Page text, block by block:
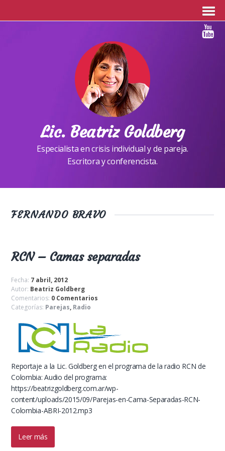
Lic. Beatriz Goldberg
Especialista en crisis individual y de pareja.
Escritora y conferencista.
FERNANDO BRAVO
RCN – Camas separadas
Fecha: 7 abril, 2012
Autor: Beatriz Goldberg
Comentarios: 0 Comentarios
Categorías: Parejas, Radio
Reportaje a la Lic. Goldberg en el programa de la radio RCN de
Colombia: Audio del programa:
https://beatrizgoldberg.com.ar/wp-
content/uploads/2015/09/Parejas-en-Cama-Separadas-RCN-
Colombia-ABRI-2012.mp3
Leer más